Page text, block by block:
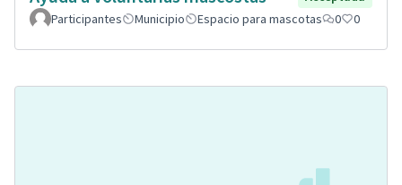
Participantes
Municipio Espacio para mascotas 0 0